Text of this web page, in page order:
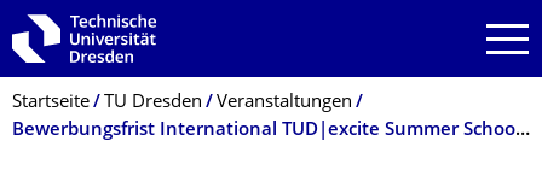
Zur Hauptnavigation springen
Zur Suche springen
Zum Inhalt springen
Breadcrumb-Menü
Startseite TU Dresden
Veranstaltungen
Bewerbungsfrist International TUD|excite Summer School 2025